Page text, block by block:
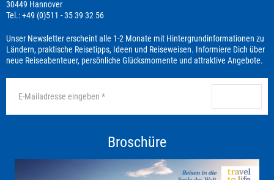
30449 Hannover
Tel.: +49 (0)511 - 35 39 32 56
Unser Newsletter erscheint alle 1-2 Monate mit Hintergrundinformationen zu
Ländern, praktische Reisetipps, Ideen und Reiseweisen. Informiere Dich über
neue Reiseabenteuer, persönliche Glücksmomente und attraktive Angebote.
Broschüre